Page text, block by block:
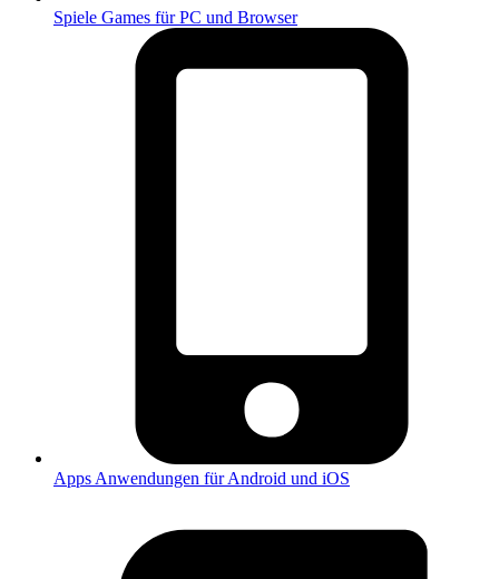
Spiele Games für PC und Browser
Apps Anwendungen für Android und iOS